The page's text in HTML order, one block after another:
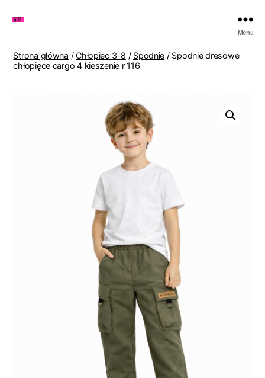
Lenki
Menu
Strona główna /Chłopiec 3-8 / Spodnie / Spodnie dresowe
chłopięce cargo 4 kieszenie r 116